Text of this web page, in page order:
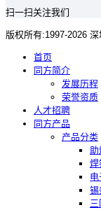
扫一扫关注我们
版权所有:1997-2026
首页
同方简介
发展历程
荣誉资质
人才招聘
同方产品
产品分类
助
焊
电
锡
三